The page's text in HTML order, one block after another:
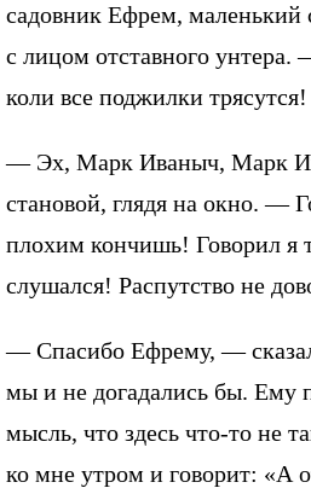
садовник Ефрем, маленький
с лицом отставного унтера.
коли все поджилки трясутся!
— Эх, Марк Иваныч, Марк
становой, глядя на окно. —
плохим кончишь! Говорил я
слушался! Распутство не
— Спасибо Ефрему, —
мы и не догадались бы. Ему
мысль, что здесь что-то не
ко мне утром и говорит: «А